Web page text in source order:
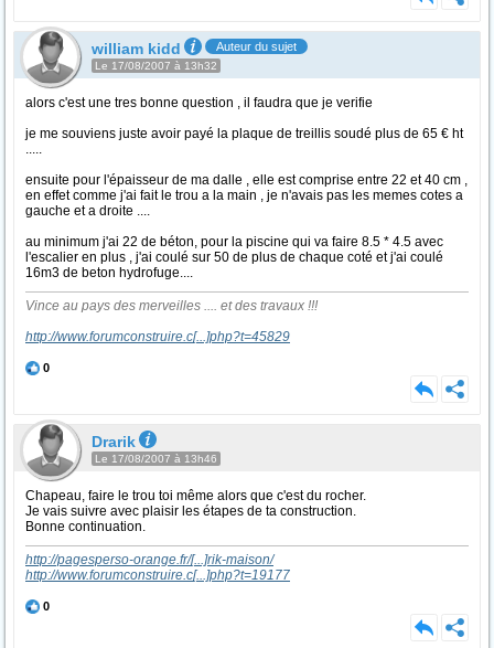
william kidd Auteur du sujet
Le 17/08/2007 à 13h32
alors c'est une tres bonne question , il faudra que je verifie
je me souviens juste avoir payé la plaque de treillis soudé plus de 65 € ht
.....
ensuite pour l'épaisseur de ma dalle , elle est comprise entre 22 et 40 cm ,
en effet comme j'ai fait le trou a la main , je n'avais pas les memes cotes a
gauche et a droite ....
au minimum j'ai 22 de béton, pour la piscine qui va faire 8.5 * 4.5 avec
l'escalier en plus , j'ai coulé sur 50 de plus de chaque coté et j'ai coulé
16m3 de beton hydrofuge....
Vince au pays des merveilles .... et des travaux !!!
http://www.forumconstruire.c[...]php?t=45829
0
Drarik
Le 17/08/2007 à 13h46
Chapeau, faire le trou toi même alors que c'est du rocher.
Je vais suivre avec plaisir les étapes de ta construction.
Bonne continuation.
http://pagesperso-orange.fr/[...]rik-maison/
http://www.forumconstruire.c[...]php?t=19177
0